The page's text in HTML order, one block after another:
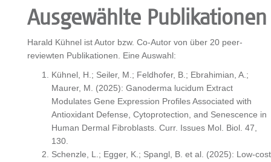
Ausgewählte Publikationen
Harald Kühnel ist Autor bzw. Co-Autor von über 20 peer-
reviewten Publikationen. Eine Auswahl:
Kühnel, H.; Seiler, M.; Feldhofer, B.; Ebrahimian, A.;
Maurer, M. (2025): Ganoderma lucidum Extract
Modulates Gene Expression Profiles Associated with
Antioxidant Defense, Cytoprotection, and Senescence in
Human Dermal Fibroblasts. Curr. Issues Mol. Biol. 47,
130.
Schenzle, L.; Egger, K.; Spangl, B. et al. (2025): Low-cost